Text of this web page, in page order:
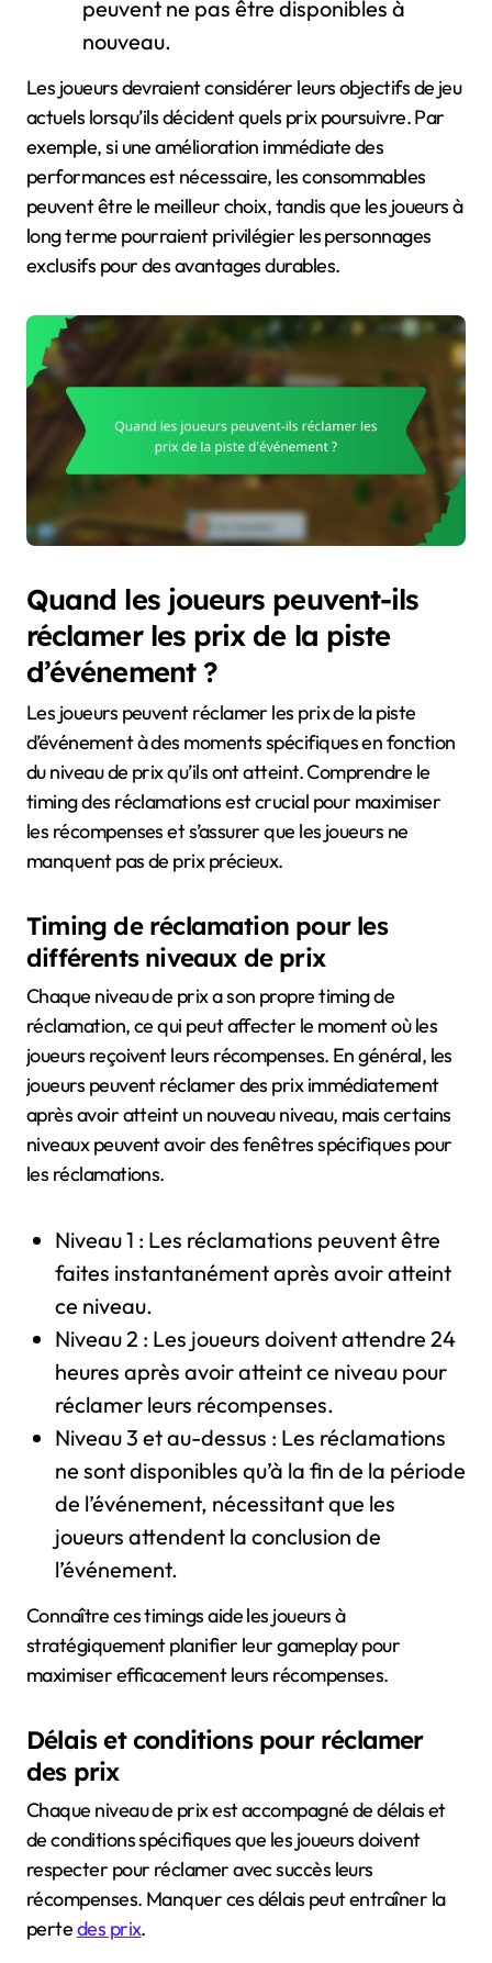
peuvent ne pas être disponibles à
nouveau.
Les joueurs devraient considérer leurs objectifs de jeu
actuels lorsqu’ils décident quels prix poursuivre. Par
exemple, si une amélioration immédiate des
performances est nécessaire, les consommables
peuvent être le meilleur choix, tandis que les joueurs à
long terme pourraient privilégier les personnages
exclusifs pour des avantages durables.
Quand les joueurs peuvent-ils
réclamer les prix de la piste
d’événement ?
Les joueurs peuvent réclamer les prix de la piste
d’événement à des moments spécifiques en fonction
du niveau de prix qu’ils ont atteint. Comprendre le
timing des réclamations est crucial pour maximiser
les récompenses et s’assurer que les joueurs ne
manquent pas de prix précieux.
Timing de réclamation pour les
différents niveaux de prix
Chaque niveau de prix a son propre timing de
réclamation, ce qui peut affecter le moment où les
joueurs reçoivent leurs récompenses. En général, les
joueurs peuvent réclamer des prix immédiatement
après avoir atteint un nouveau niveau, mais certains
niveaux peuvent avoir des fenêtres spécifiques pour
les réclamations.
Niveau 1 : Les réclamations peuvent être
faites instantanément après avoir atteint
ce niveau.
Niveau 2 : Les joueurs doivent attendre 24
heures après avoir atteint ce niveau pour
réclamer leurs récompenses.
Niveau 3 et au-dessus : Les réclamations
ne sont disponibles qu’à la fin de la période
de l’événement, nécessitant que les
joueurs attendent la conclusion de
l’événement.
Connaître ces timings aide les joueurs à
stratégiquement planifier leur gameplay pour
maximiser efficacement leurs récompenses.
Délais et conditions pour réclamer
des prix
Chaque niveau de prix est accompagné de délais et
de conditions spécifiques que les joueurs doivent
respecter pour réclamer avec succès leurs
récompenses. Manquer ces délais peut entraîner la
pertedes prix.